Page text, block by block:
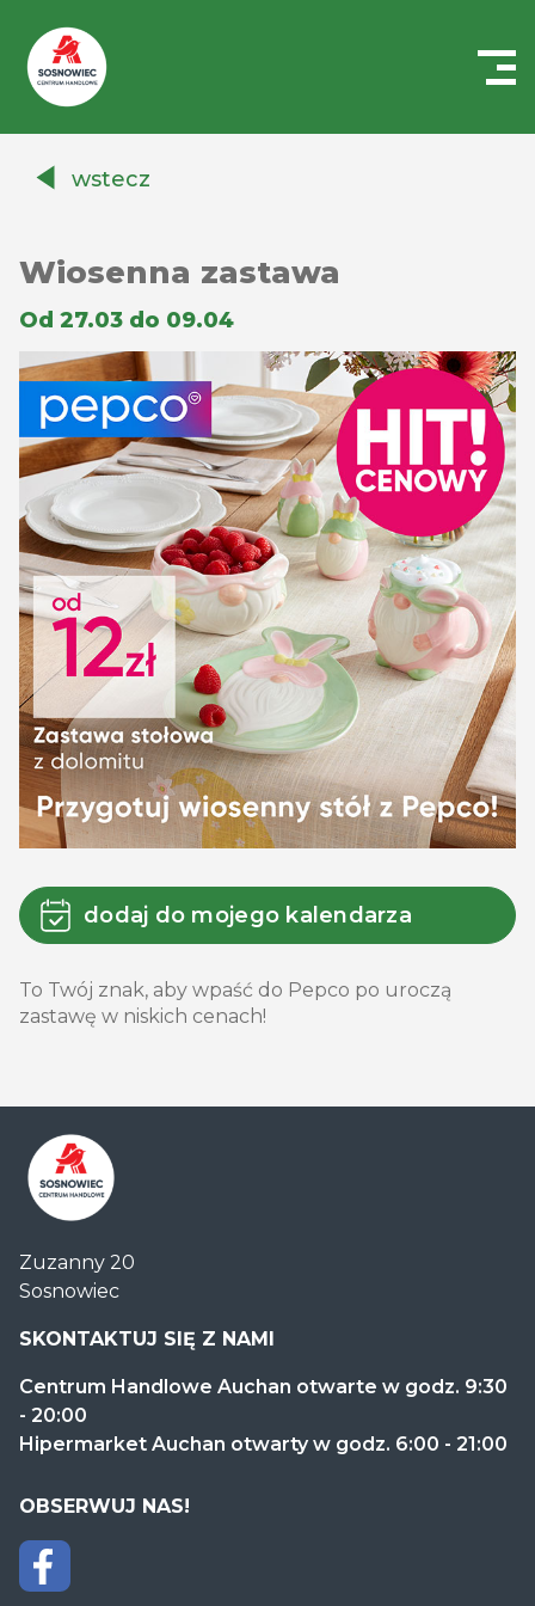
Auchanwstecz
Wiosenna zastawa
Od 27.03 do 09.04
dodaj do mojego kalendarza
To Twój znak, aby wpaść do Pepco po uroczą
zastawę w niskich cenach!
Handlowe
Auchan
Sosnowiec
Zuzanny 20
Sosnowiec
SKONTAKTUJ SIĘ Z NAMI
Centrum Handlowe Auchan otwarte w godz. 9:30
- 20:00
Hipermarket Auchan otwarty w godz. 6:00 - 21:00
OBSERWUJ NAS!